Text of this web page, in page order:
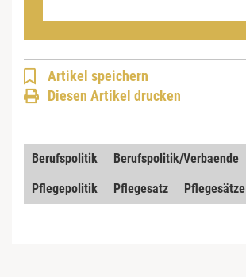
Artikel speichern
Diesen Artikel drucken
Berufspolitik Berufspolitik/Verbaende
Pflegepolitik
Pflegesatz Pflegesätze